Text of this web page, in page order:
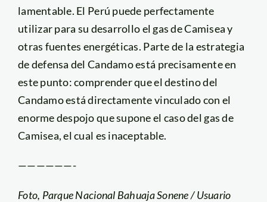
lamentable. El Perú puede perfectamente
utilizar para su desarrollo el gas de Camisea y
otras fuentes energéticas. Parte de la estrategia
de defensa del Candamo está precisamente en
este punto: comprender que el destino del
Candamo está directamente vinculado con el
enorme despojo que supone el caso del gas de
Camisea, el cual es inaceptable.
——————-
Foto, Parque Nacional Bahuaja Sonene / Usuario